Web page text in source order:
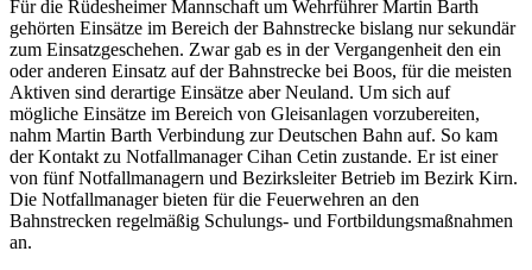
Für die Rüdesheimer Mannschaft um Wehrführer Martin Barth
gehörten Einsätze im Bereich der Bahnstrecke bislang nur sekundär
zum Einsatzgeschehen. Zwar gab es in der Vergangenheit den ein
oder anderen Einsatz auf der Bahnstrecke bei Boos, für die meisten
Aktiven sind derartige Einsätze aber Neuland. Um sich auf
mögliche Einsätze im Bereich von Gleisanlagen vorzubereiten,
nahm Martin Barth Verbindung zur Deutschen Bahn auf. So kam
der Kontakt zu Notfallmanager Cihan Cetin zustande. Er ist einer
von fünf Notfallmanagern und Bezirksleiter Betrieb im Bezirk Kirn.
Die Notfallmanager bieten für die Feuerwehren an den
Bahnstrecken regelmäßig Schulungs- und Fortbildungsmaßnahmen
an.